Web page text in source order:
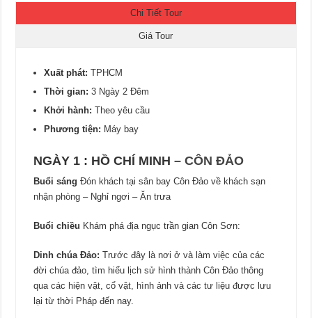
Chi Tiết Tour
Giá Tour
Xuất phát: TPHCM
Thời gian: 3 Ngày 2 Đêm
Khởi hành: Theo yêu cầu
Phương tiện: Máy bay
NGÀY 1 : HỒ CHÍ MINH –CÔN ĐẢO
Buổi sáng Đón khách tại sân bay Côn Đảo về khách sạn
nhận phòng – Nghỉ ngơi – Ăn trưa
Buổi chiều Khám phá địa ngục trần gian Côn Sơn:
Dinh chúa Đảo: Trước đây là nơi ở và làm việc của các
đời chúa đảo, tìm hiểu lịch sử hình thành Côn Đảo thông
qua các hiện vật, cổ vật, hình ảnh và các tư liệu được lưu
lại từ thời Pháp đến nay.